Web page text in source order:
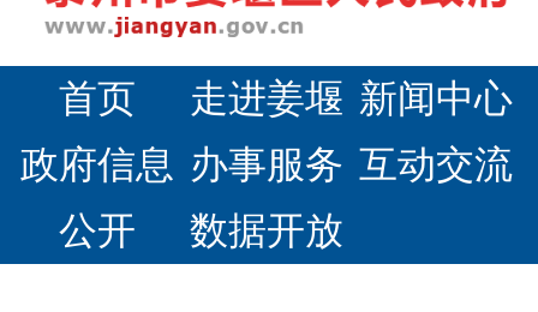
首页 走进姜堰 新闻中心
政府信息
公开
办事服务 互动交流
数据开放